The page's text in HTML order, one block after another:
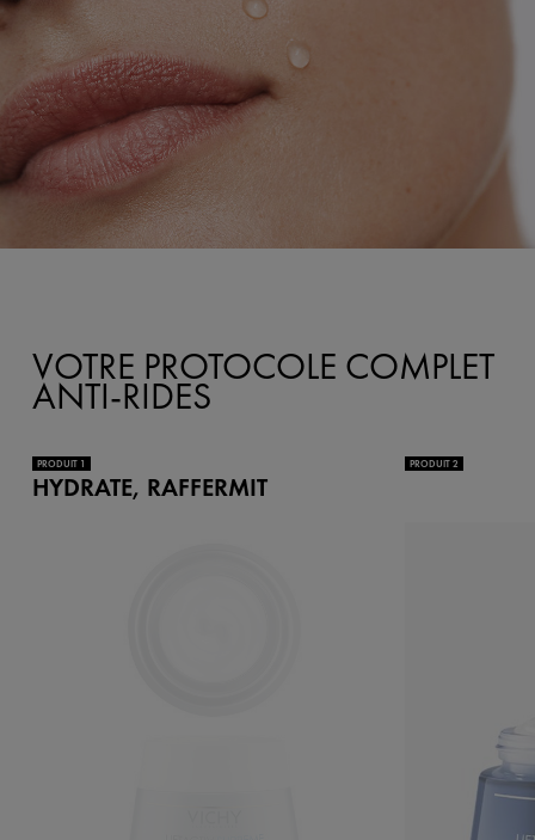
VOTRE PROTOCOLE COMPLET
ANTI-RIDES
PRODUIT 1
HYDRATE, RAFFERMIT
PRODUIT 2